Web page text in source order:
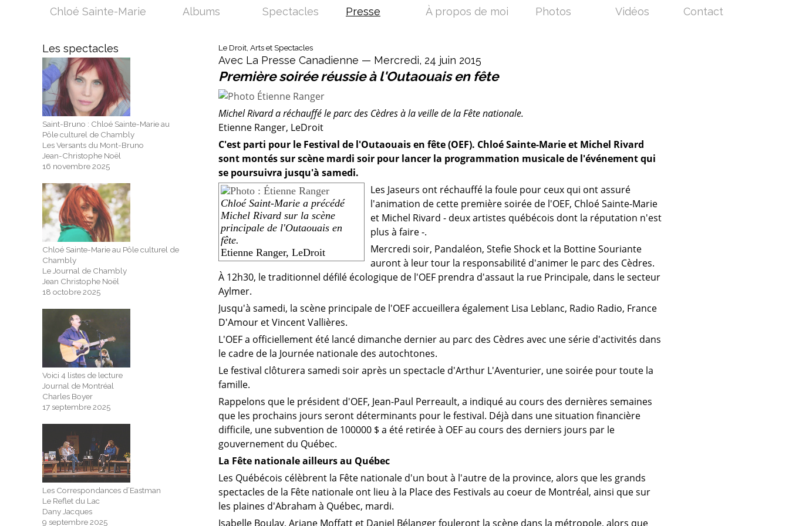
Les spectacles
Saint-Bruno : Chloé Sainte-Marie au
Pôle culturel de Chambly
Les Versants du Mont-Bruno
Jean-Christophe Noël
16 novembre 2025
Chloé Sainte-Marie au Pôle culturel de
Chambly
Le Journal de Chambly
Jean Christophe Noël
18 octobre 2025
Voici 4 listes de lecture
Journal de Montréal
Charles Boyer
17 septembre 2025
Les Correspondances d’Eastman
Le Reflet du Lac
Dany Jacques
9 septembre 2025
Le Droit, Arts et Spectacles
Avec La Presse Canadienne — Mercredi, 24 juin 2015
Première soirée réussie à l'Outaouais en fête
Michel Rivard a réchauffé le parc des Cèdres à la veille de la Fête nationale.
Etienne Ranger, LeDroit
C'est parti pour le Festival de l'Outaouais en fête (OEF). Chloé Sainte-Marie et Michel Rivard
sont montés sur scène mardi soir pour lancer la programmation musicale de l'événement qui
se poursuivra jusqu'à samedi.
Chloé Saint-Marie a précédé
Michel Rivard sur la scène
principale de l'Outaouais en
fête.
Etienne Ranger, LeDroit
Les Jaseurs ont réchauffé la foule pour ceux qui ont assuré
l'animation de cette première soirée de l'OEF, Chloé Sainte-Marie
et Michel Rivard - deux artistes québécois dont la réputation n'est
plus à faire -.
Mercredi soir, Pandaléon, Stefie Shock et la Bottine Souriante
auront à leur tour la responsabilité d'animer le parc des Cèdres.
À 12h30, le traditionnel défilé écologique de l'OEF prendra d'assaut la rue Principale, dans le secteur
Aylmer.
Jusqu'à samedi, la scène principale de l'OEF accueillera également Lisa Leblanc, Radio Radio, France
D'Amour et Vincent Vallières.
L'OEF a officiellement été lancé dimanche dernier au parc des Cèdres avec une série d'activités dans
le cadre de la Journée nationale des autochtones.
Le festival clôturera samedi soir après un spectacle d'Arthur L'Aventurier, une soirée pour toute la
famille.
Rappelons que le président d'OEF, Jean-Paul Perreault, a indiqué au cours des dernières semaines
que les prochains jours seront déterminants pour le festival. Déjà dans une situation financière
difficile, une subvention de 100000 $ a été retirée à OEF au cours des derniers jours par le
gouvernement du Québec.
La Fête nationale ailleurs au Québec
Les Québécois célèbrent la Fête nationale d'un bout à l'autre de la province, alors que les grands
spectacles de la Fête nationale ont lieu à la Place des Festivals au coeur de Montréal, ainsi que sur
les plaines d'Abraham à Québec, mardi.
Isabelle Boulay, Ariane Moffatt et Daniel Bélanger fouleront la scène dans la métropole, alors que
Chloé Sainte-Marie Albums Spectacles Presse À propos de moi Photos Vidéos Contact